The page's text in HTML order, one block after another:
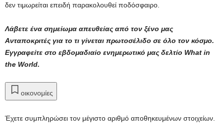
δεν τιμωρείται επειδή παρακολουθεί ποδόσφαιρο.
Λάβετε ένα σημείωμα απευθείας από τον ξένο μας
Ανταποκριτέςγια το τι γίνεται πρωτοσέλιδο σε όλο τον κόσμο.
Εγγραφείτε στο εβδομαδιαίο ενημερωτικό μας δελτίο What in
the World.
οικονομίες
Έχετε συμπληρώσει τον μέγιστο αριθμό αποθηκευμένων στοιχείων.